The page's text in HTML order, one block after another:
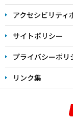
アクセシビリティ
サイトポリシー
プライバシーポリ
リンク集